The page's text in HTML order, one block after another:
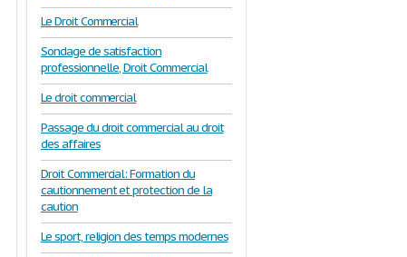
Le Droit Commercial
Sondage de satisfaction
professionnelle, Droit Commercial
Le droit commercial
Passage du droit commercial au droit
des affaires
Droit Commercial: Formation du
cautionnement et protection de la
caution
Le sport, religion des temps modernes